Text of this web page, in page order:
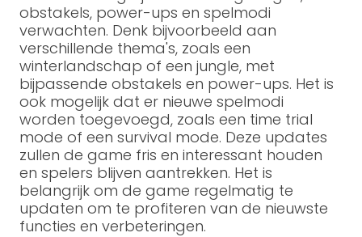
obstakels, power-ups en spelmodi
verwachten. Denk bijvoorbeeld aan
verschillende thema's, zoals een
winterlandschap of een jungle, met
bijpassende obstakels en power-ups. Het is
ook mogelijk dat er nieuwe spelmodi
worden toegevoegd, zoals een time trial
mode of een survival mode. Deze updates
zullen de game fris en interessant houden
en spelers blijven aantrekken. Het is
belangrijk om de game regelmatig te
updaten om te profiteren van de nieuwste
functies en verbeteringen.